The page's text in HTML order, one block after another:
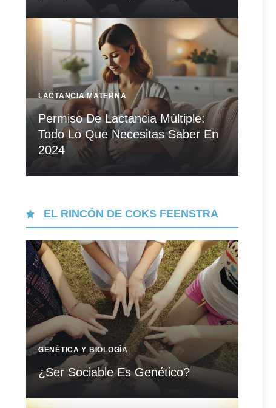
LACTANCIA MATERNA
Permiso De Lactancia Múltiple:
Todo Lo Que Necesitas Saber En
2024
EL RINCÓN DE COKS FEENSTRA
GENÉTICA Y BIOLOGÍA
¿Ser Sociable Es Genético?